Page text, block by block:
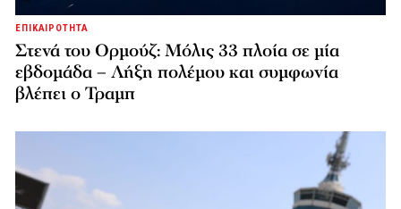
ΕΠΙΚΑΙΡΟΤΗΤΑ
Στενά του Ορμούζ: Μόλις 33 πλοία σε μία
εβδομάδα – Λήξη πολέμου και συμφωνία
βλέπει ο Τραμπ